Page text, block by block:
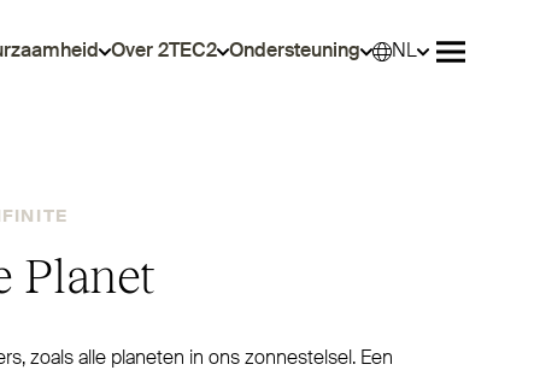
Over 2TEC2 Ondersteuning
NL
Planet
zoals alle planeten in ons zon­ne­stelsel. Een